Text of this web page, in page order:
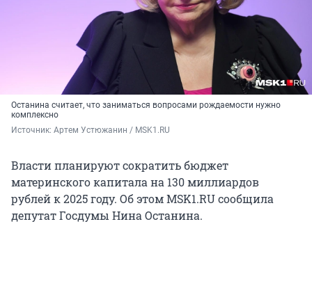
Останина считает, что заниматься вопросами рождаемости нужно
комплексно
Источник: Артем Устюжанин / MSK1.RU
Власти планируют сократить бюджет
материнского капитала на 130 миллиардов
рублей к 2025 году. Об этом MSK1.RU сообщила
депутат Госдумы Нина Останина.